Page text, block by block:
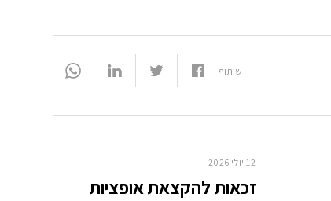
שיתוף
12 יולי 2026
זכאות להקצאת אופציות